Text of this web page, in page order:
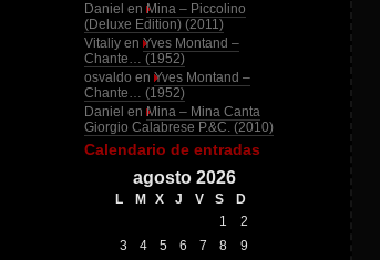
Daniel en Mina – Piccolino
(Deluxe Edition) (2011)
Vitaliy en Yves Montand –
Chante… (1952)
osvaldo en Yves Montand –
Chante… (1952)
Daniel en Mina – Mina Canta
Giorgio Calabrese P.&C. (2010)
Calendario de entradas
agosto 2026
L M X J V S
D
1
2
3
4 5 6 7 8
9